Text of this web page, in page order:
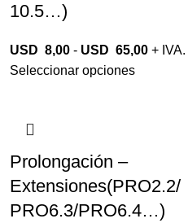
10.5…)
USD 8,00 - USD 65,00 + IVA.
Seleccionar opciones
Prolongación –
Extensiones(PRO2.2/
PRO6.3/PRO6.4…)